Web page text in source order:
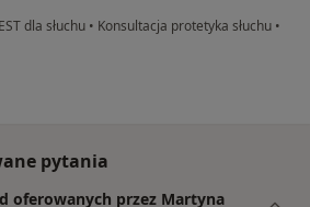
dla słuchu • Konsultacja protetyka słuchu •
pytania
oferowanych przez Martyna